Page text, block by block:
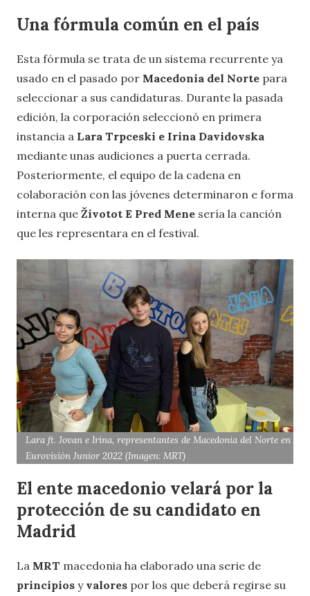
Una fórmula común en el país
Esta fórmula se trata de un sistema recurrente ya
usado en el pasado por Macedonia del Norte para
seleccionar a sus candidaturas. Durante la pasada
edición, la corporación seleccionó en primera
instancia a Lara Trpceski e Irina Davidovska
mediante unas audiciones a puerta cerrada.
Posteriormente, el equipo de la cadena en
colaboración con las jóvenes determinaron e forma
interna que Životot E Pred Mene sería la canción
que les representara en el festival.
Lara ft. Jovan e Irina, representantes de Macedonia del Norte en
Eurovisión Junior 2022 (Imagen: MRT)
El ente macedonio velará por la
protección de su candidato en
Madrid
La MRT macedonia ha elaborado una serie de
principios y valores por los que deberá regirse su